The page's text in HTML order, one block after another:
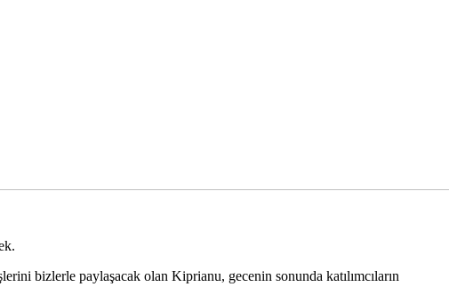
bizlerle paylaşacak olan Kiprianu, gecenin sonunda katılımcıların